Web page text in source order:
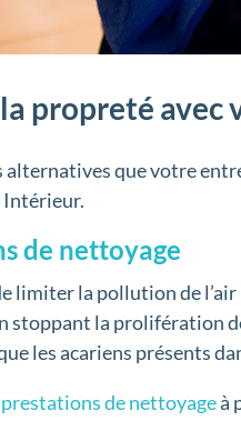
propreté avec
alternatives que votre
Intérieur.
de nettoyage
limiter la pollution de
stoppant la prolifération
les acariens présents
prestations de nettoyageà